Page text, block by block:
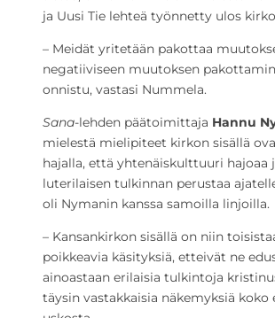
ja Uusi Tie lehteä työnnetty ulos
– Meidät yritetään pakottaa
negatiiviseen muutoksen
onnistu, vastasi Nummela.
Sana-lehden päätoimittaja Hannu
mielestä mielipiteet kirkon sisällä
hajalla, että yhtenäiskulttuuri hajoaa
luterilaisen tulkinnan perustaa
oli Nymanin kanssa samoilla linjoilla.
– Kansankirkon sisällä on niin
poikkeavia käsityksiä, etteivät ne
ainoastaan erilaisia tulkintoja
täysin vastakkaisia näkemyksiä koko